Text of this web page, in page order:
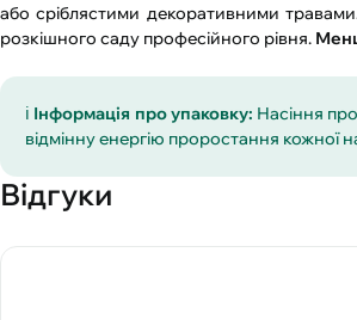
або сріблястими декоративними
розкішного саду професійного рівня.
ℹ️ Інформація про упаковку: Насіння
відмінну енергію проростання кожної
Відгуки